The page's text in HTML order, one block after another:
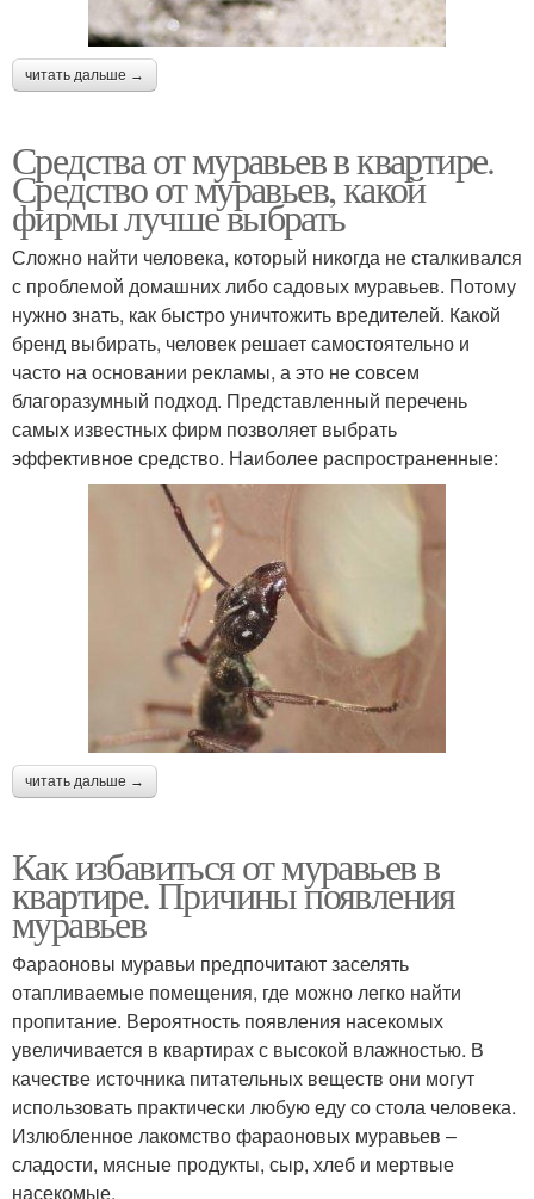
читать дальше →
Средства от муравьев в квартире.
Средство от муравьев, какой
фирмы лучше выбрать
Сложно найти человека, который никогда не сталкивался
с проблемой домашних либо садовых муравьев. Потому
нужно знать, как быстро уничтожить вредителей. Какой
бренд выбирать, человек решает самостоятельно и
часто на основании рекламы, а это не совсем
благоразумный подход. Представленный перечень
самых известных фирм позволяет выбрать
эффективное средство. Наиболее распространенные:
читать дальше →
Как избавиться от муравьев в
квартире. Причины появления
муравьев
Фараоновы муравьи предпочитают заселять
отапливаемые помещения, где можно легко найти
пропитание. Вероятность появления насекомых
увеличивается в квартирах с высокой влажностью. В
качестве источника питательных веществ они могут
использовать практически любую еду со стола человека.
Излюбленное лакомство фараоновых муравьев –
сладости, мясные продукты, сыр, хлеб и мертвые
насекомые.